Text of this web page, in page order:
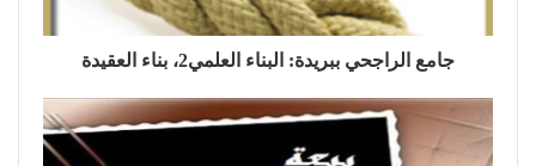
جامع الراجحي ببريدة: البناء العلمي2، بناء العقيدة